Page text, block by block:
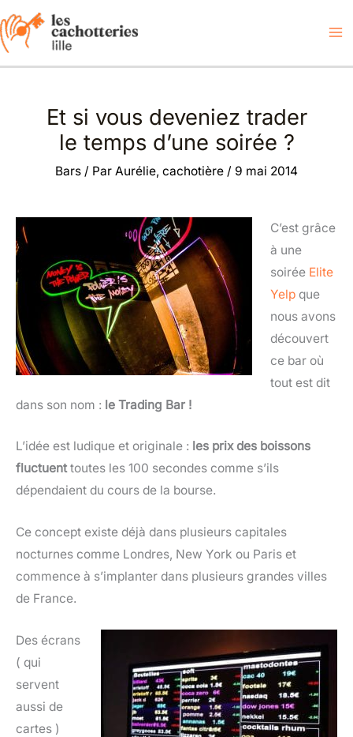
Aller
au
contenu
Et si vous deveniez trader
le temps d’une soirée ?
Bars / Par Aurélie, cachotière / 9 mai 2014
C’est grâce
à une
soirée Elite
Yelp que
nous avons
découvert
ce bar où
tout est dit
dans son nom : le Trading Bar !
L’idée est ludique et originale : les prix des boissons
fluctuenttoutes les 100 secondes comme s’ils
dépendaient du cours de la bourse.
Ce concept existe déjà dans plusieurs capitales
nocturnes comme Londres, New York ou Paris et
commence à s’implanter dans plusieurs grandes villes
de France.
Des écrans
( qui
servent
aussi de
cartes )